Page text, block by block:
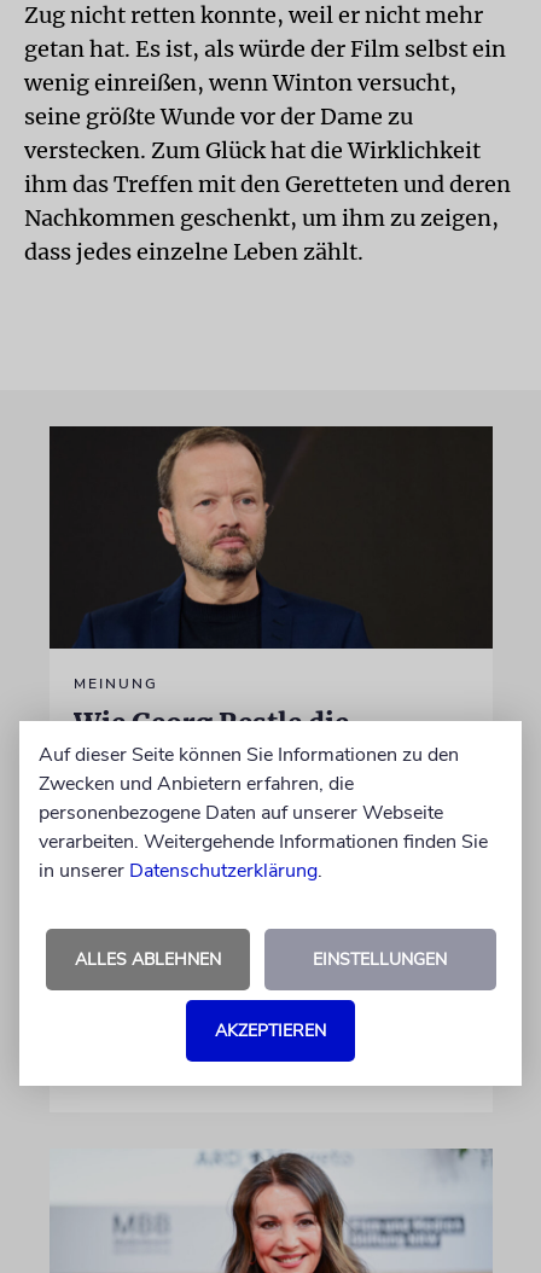
Zug nicht retten konnte, weil er nicht mehr
getan hat. Es ist, als würde der Film selbst ein
wenig einreißen, wenn Winton versucht,
seine größte Wunde vor der Dame zu
verstecken. Zum Glück hat die Wirklichkeit
ihm das Treffen mit den Geretteten und deren
Nachkommen geschenkt, um ihm zu zeigen,
dass jedes einzelne Leben zählt.
MEINUNG
Wie Georg Restle die
Glaubwürdigkeit des ÖRR
untergräbt
Nach dem X-Post des Journalisten hat sich
Felix Schotland, Vorstand der Synagogen-
gewandt. Wir dokumentieren das Schreiben
Auf dieser Seite können Sie Informationen zu den
Zwecken und Anbietern erfahren, die
personenbezogene Daten auf unserer Webseite
verarbeiten. Weitergehende Informationen finden Sie
in unserer Datenschutzerklärung.
ALLES ABLEHNEN EINSTELLUNGEN
AKZEPTIEREN